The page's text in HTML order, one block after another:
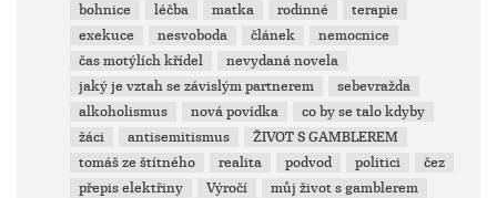
bohnice
léčba matka rodinné
terapie
exekuce
nesvoboda článek
nemocnice
čas motýlích křídel
nevydaná novela
jaký je vztah se závislým partnerem
sebevražda
alkoholismus
nová povídka
co by se talo kdyby
žáci
antisemitismus
ŽIVOT S GAMBLEREM
tomáš ze štítného
realita podvod politici
čez
přepis elektřiny
Výročí
můj život s gamblerem